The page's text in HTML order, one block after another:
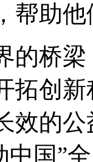
帮助
的桥
拓创
效的公
中国”